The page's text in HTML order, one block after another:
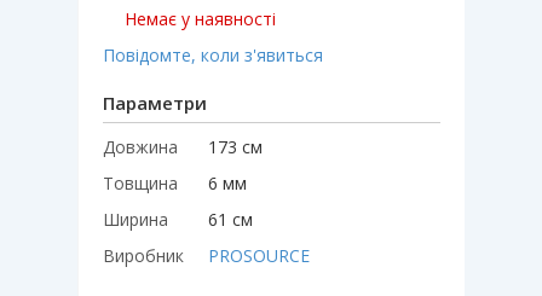
Немає у наявності
Повідомте, коли з'явиться
Параметри
Довжина
173 см
Товщина
6 мм
Ширина
61 см
Виробник
PROSOURCE